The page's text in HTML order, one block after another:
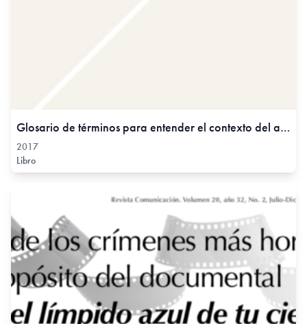
Glosario de términos para entender el contexto del arte contemporáneo en Bolivia, 2017
2017
Libro